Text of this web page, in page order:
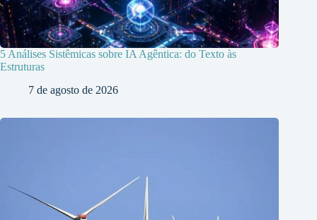
5 Análises Sistêmicas sobre IA Agêntica: do Texto às
Estruturas
7 de agosto de 2026